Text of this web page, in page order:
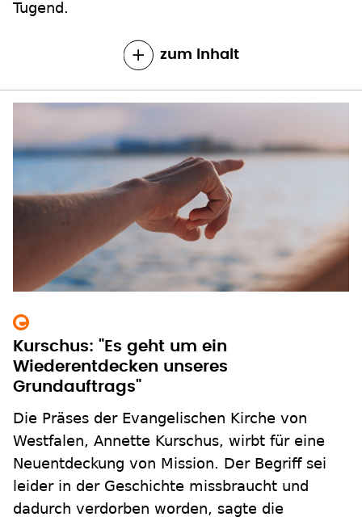
Wiederentdecken unseres
Grundauftrags"
Die Präses der Evangelischen Kirche von
Westfalen, Annette Kurschus, wirbt für eine
Neuentdeckung von Mission. Der Begriff sei
leider in der Geschichte missbraucht und
dadurch verdorben worden, sagte die
stellvertretende Ratsvorsitzende der EKD.